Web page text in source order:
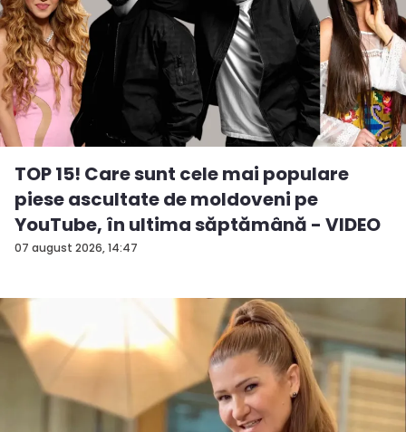
07 august 2026, 14:47
TOP 15! Care sunt cele mai populare
piese ascultate de moldoveni pe
YouTube, în ultima săptămână - VIDEO